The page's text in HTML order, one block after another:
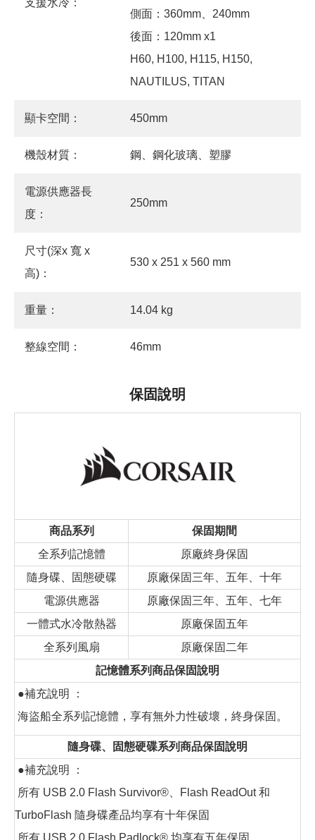
支援水冷：
側面：360mm、240mm
後面：120mm x1
H60, H100, H115, H150,
NAUTILUS, TITAN
顯卡空間： 450mm
機殼材質： 鋼、鋼化玻璃、塑膠
電源供應器長
度：
250mm
尺寸(深x 寬 x
高)：
530 x 251 x 560 mm
重量： 14.04 kg
整線空間： 46mm
保固說明
商品系列
保固期間
全系列記憶體
原廠終身保固
隨身碟、固態硬碟
原廠保固三年、五年、十年
電源供應器
原廠保固三年、五年、七年
一體式水冷散熱器
原廠保固五年
全系列風扇
原廠保固二年
記憶體系列商品保固說明
●補充說明 ：
海盜船全系列記憶體，享有無外力性破壞，終身保固。
隨身碟、固態硬碟系列商品保固說明
●補充說明 ：
所有 USB 2.0 Flash Survivor®、Flash ReadOut 和
TurboFlash 隨身碟產品均享有十年保固